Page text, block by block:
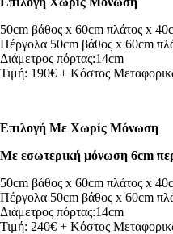
50cm βάθος x 60cm πλάτος x
Πέργολα 50cm βάθος x 60cm
Διάμετρος πόρτας:14cm
Τιμή: 190€ + Κόστος
Επιλογή Με Χωρίς Μόνωση
Με εσωτερική μόνωση 6cm
50cm βάθος x 60cm πλάτος x
Πέργολα 50cm βάθος x 60cm
Διάμετρος πόρτας:14cm
Τιμή: 240€ + Κόστος